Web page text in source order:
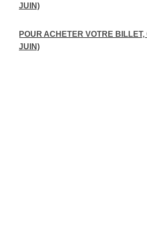
JUIN)
POUR ACHETER VOTRE BILLET,
JUIN)